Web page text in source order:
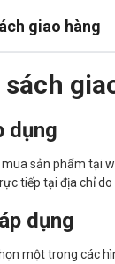
giao hàng
dụng
sản phẩm tại
tiếp tại địa chỉ do
dụng
một trong các